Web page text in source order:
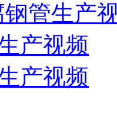
钢管生产
产视频
产视频